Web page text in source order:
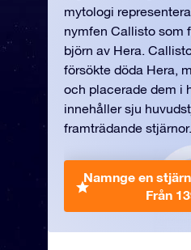
mytologi
nymfen Callisto som
björn av Hera.
försökte döda Hera,
och placerade dem i
innehåller sju
framträdande stjärnor.
Namnge en
Från